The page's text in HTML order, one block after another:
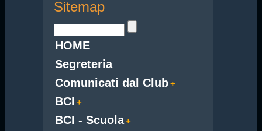
Sitemap
HOME
Segreteria
Comunicati dal Club
BCI
BCI - Scuola